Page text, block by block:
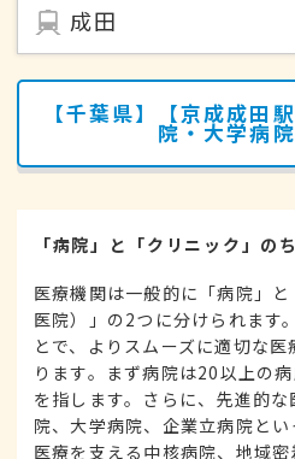
成田
【千葉県】【京成成田
院・大学病
「病院」と「クリニック」の
医療機関は一般的に「病院」と
医院）」の2つに分けられます
とで、よりスムーズに適切な
ります。まず病院は20以上の
を指します。さらに、先進的
院、大学病院、企業立病院と
医療を支える中核病院、地域